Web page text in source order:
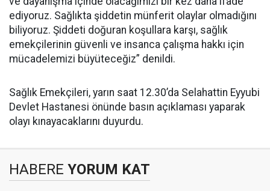
ediyoruz. Sağlıkta şiddetin münferit olaylar olmadığını
biliyoruz. Şiddeti doğuran koşullara karşı, sağlık
emekçilerinin güvenli ve insanca çalışma hakkı için
mücadelemizi büyüteceğiz” denildi.
Sağlık Emekçileri, yarın saat 12.30’da Selahattin Eyyubi
Devlet Hastanesi önünde basın açıklaması yaparak
olayı kınayacaklarını duyurdu.
HABERE YORUM KAT